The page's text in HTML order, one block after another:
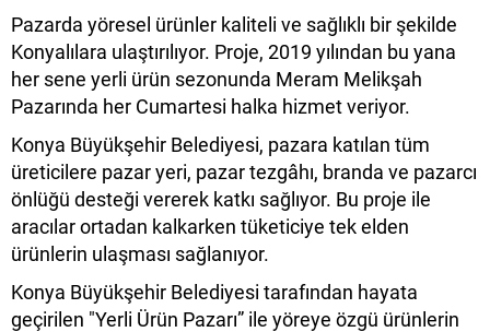
Pazarda yöresel ürünler kaliteli ve sağlıklı bir şekilde
Konyalılara ulaştırılıyor. Proje, 2019 yılından bu yana
her sene yerli ürün sezonunda Meram Melikşah
Pazarında her Cumartesi halka hizmet veriyor.
Konya Büyükşehir Belediyesi, pazara katılan tüm
üreticilere pazar yeri, pazar tezgâhı, branda ve pazarcı
önlüğü desteği vererek katkı sağlıyor. Bu proje ile
aracılar ortadan kalkarken tüketiciye tek elden
ürünlerin ulaşması sağlanıyor.
Konya Büyükşehir Belediyesi tarafından hayata
geçirilen "Yerli Ürün Pazarı” ile yöreye özgü ürünlerin